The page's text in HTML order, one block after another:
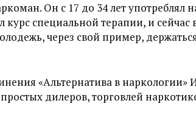
Он с 17 до 34 лет употреблял
специальной терапии, и сейчас
через свой пример,
«Альтернатива в наркологии»
дилеров, торговлей